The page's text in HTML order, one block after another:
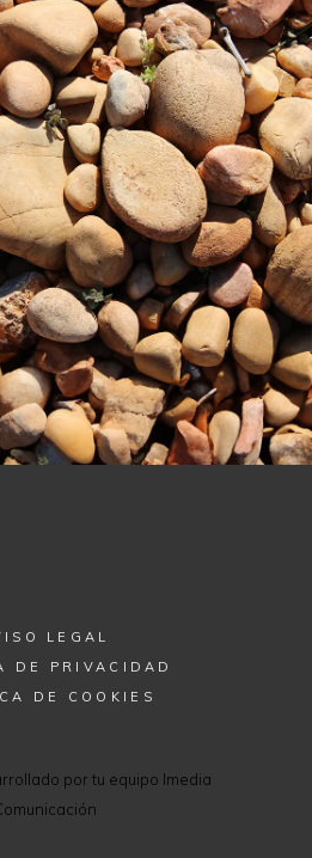
LEGAL
DE PRIVACIDAD
DE COOKIES
por tu equipo Imedia